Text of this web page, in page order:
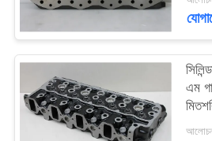
এম